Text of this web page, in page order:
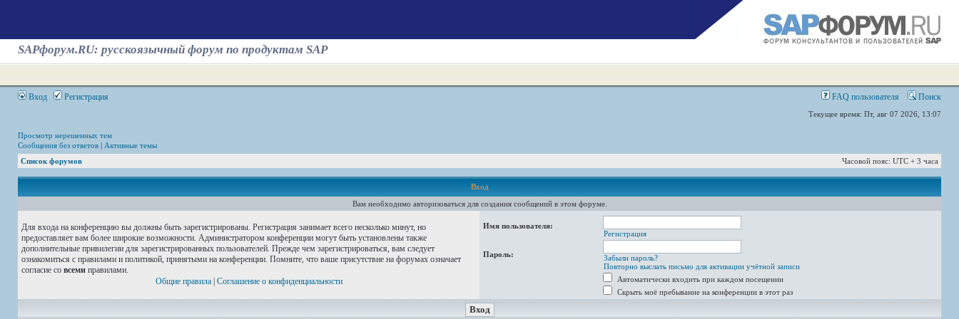
SAPфорум.RU: русскоязычный форум по продуктам SAP
Вход Регистрация FAQ пользователя Поиск
Текущее время: Пт, авг 07 2026, 13:07
Просмотр нерешенных тем
Сообщения без ответов | Активные темы
Список форумов
Часовой пояс: UTC + 3 часа
Вход
Вам необходимо авторизоваться для создания сообщений в этом форуме.
Для входа на конференцию вы должны быть зарегистрированы. Регистрация занимает всего несколько минут, но
предоставляет вам более широкие возможности. Администратором конференции могут быть установлены также
дополнительные привилегии для зарегистрированных пользователей. Прежде чем зарегистрироваться, вам следует
ознакомиться с правилами и политикой, принятыми на конференции. Помните, что ваше присутствие на форумах означает
согласие со всеми правилами.
Общие правила| Соглашение о конфиденциальности
Имя пользователя:
Регистрация
Пароль:
Забыли пароль?
Повторно выслать письмо для активации учётной записи
Автоматически входить при каждом посещении
Скрыть моё пребывание на конференции в этот раз